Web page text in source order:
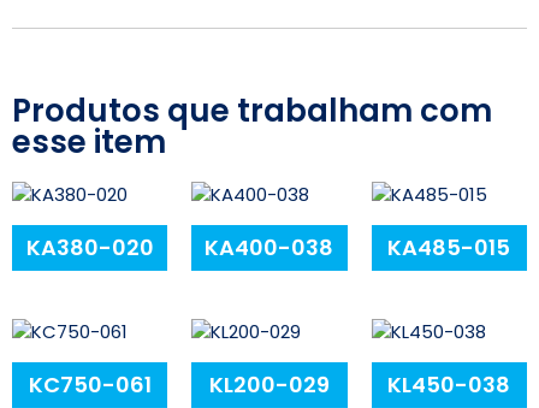
Produtos que trabalham com
esse item
KA380-020 KA400-038 KA485-015
KC750-061 KL200-029 KL450-038